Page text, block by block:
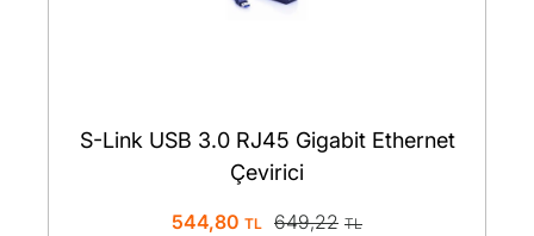
S-Link USB 3.0 RJ45 Gigabit Ethernet
Çevirici
544,80 649,22